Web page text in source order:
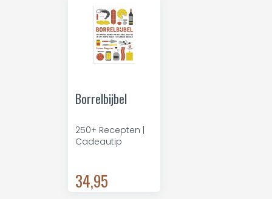
Borrelbijbel
250+ Recepten |
Cadeautip
34,95